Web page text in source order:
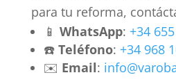
para tu reforma,
📱 WhatsApp: +34
☎️ Teléfono: +34 968
✉️ Email: